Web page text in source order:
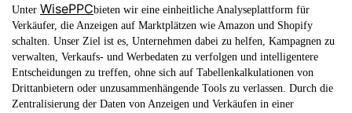
Unter WisePPCbieten wir eine einheitliche Analyseplattform für
Verkäufer, die Anzeigen auf Marktplätzen wie Amazon und Shopify
schalten. Unser Ziel ist es, Unternehmen dabei zu helfen, Kampagnen zu
verwalten, Verkaufs- und Werbedaten zu verfolgen und intelligentere
Entscheidungen zu treffen, ohne sich auf Tabellenkalkulationen von
Drittanbietern oder unzusammenhängende Tools zu verlassen. Durch die
Zentralisierung der Daten von Anzeigen und Verkäufen in einer